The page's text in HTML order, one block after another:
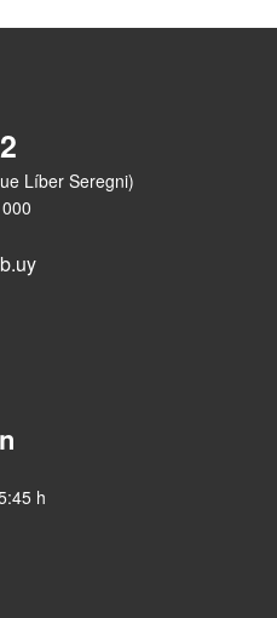
Líber Seregni)
h